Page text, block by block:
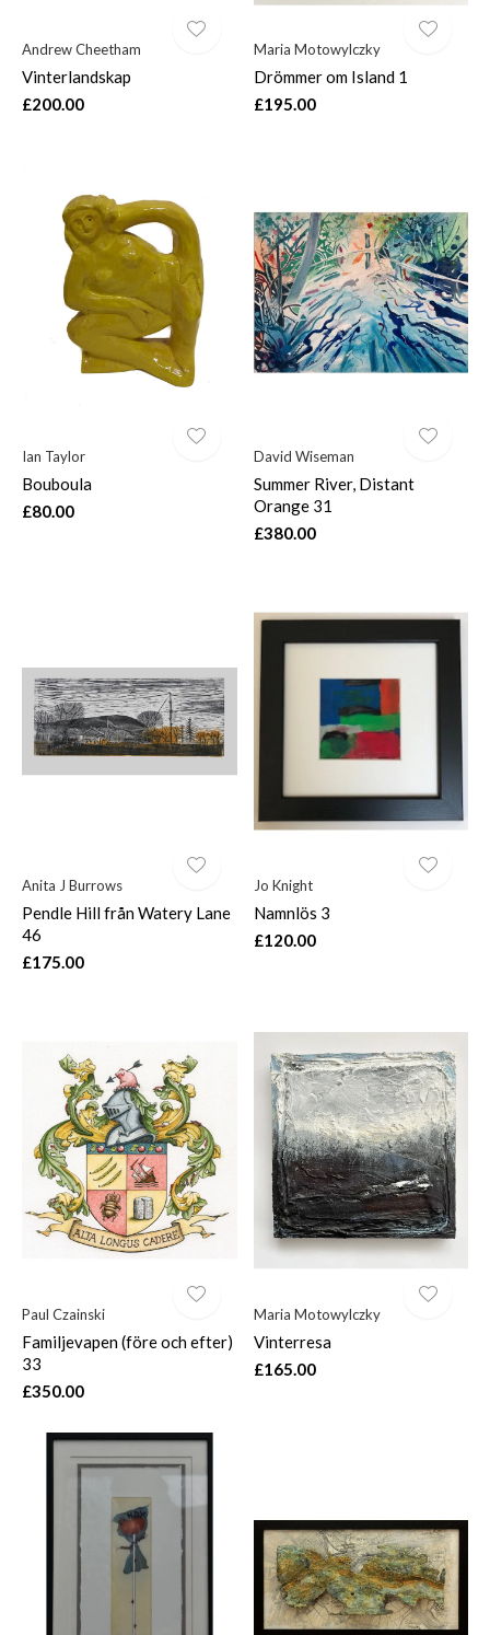
Andrew Cheetham
Vinterlandskap
£200.00
Maria Motowylczky
Drömmer om Island 1
£195.00
Ian Taylor
Bouboula
£80.00
David Wiseman
Summer River, Distant
Orange 31
£380.00
Anita J Burrows
Pendle Hill från Watery Lane
46
£175.00
Jo Knight
Namnlös 3
£120.00
Paul Czainski
Familjevapen (före och efter)
33
£350.00
Maria Motowylczky
Vinterresa
£165.00